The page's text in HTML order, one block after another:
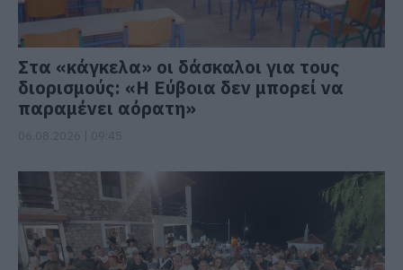
Στα «κάγκελα» οι δάσκαλοι για τους
διορισμούς: «Η Εύβοια δεν μπορεί να
παραμένει αόρατη»